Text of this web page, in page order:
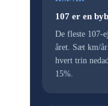
107 er en
De fleste 107-
året. Sæt km/
hvert trin
15%.